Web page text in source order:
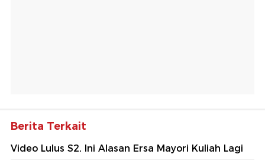
Berita Terkait
Video Lulus S2, Ini Alasan Ersa Mayori Kuliah Lagi